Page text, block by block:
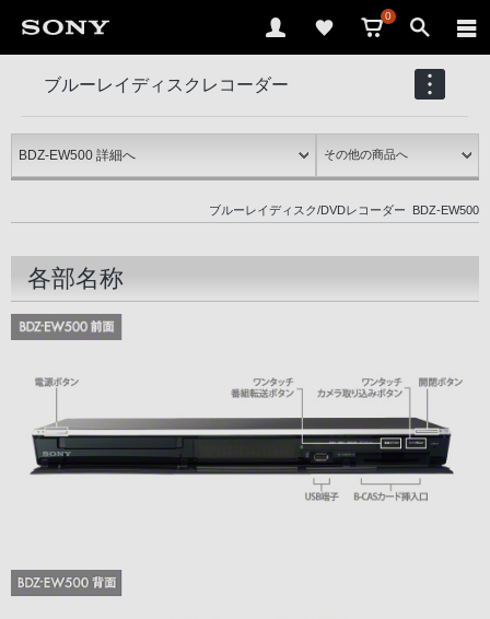
0
ブルーレイディスクレコーダー
BDZ-EW500
ブルーレイディスク/DVDレコーダー BDZ-EW500
各部名称